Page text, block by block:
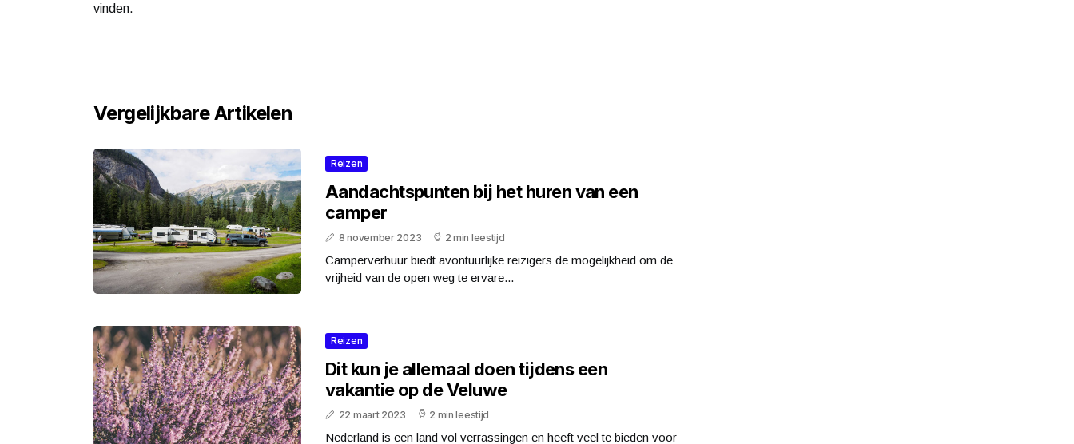
vinden.
Vergelijkbare Artikelen
Reizen
Aandachtspunten bij het huren van een
camper
8 november 2023 2 min leestijd
Camperverhuur biedt avontuurlijke reizigers de mogelijkheid om de
vrijheid van de open weg te ervare...
Reizen
Dit kun je allemaal doen tijdens een
vakantie op de Veluwe
22 maart 2023 2 min leestijd
Nederland is een land vol verrassingen en heeft veel te bieden voor